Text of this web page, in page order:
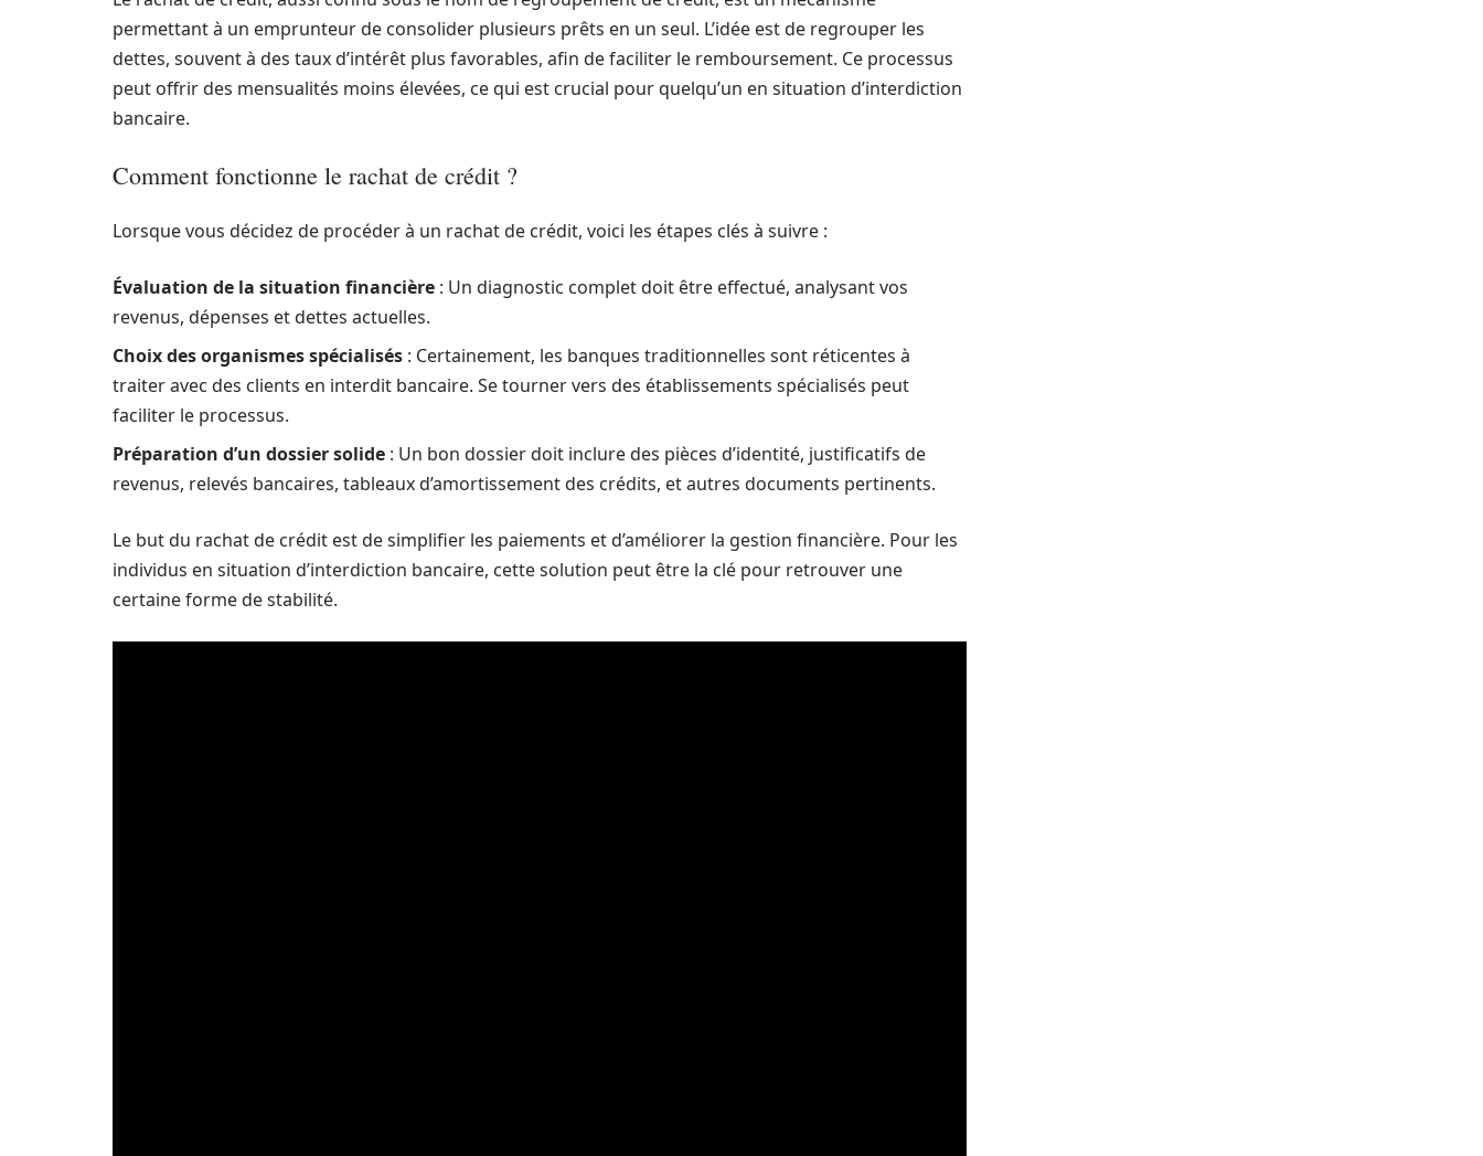
permettant à un emprunteur de consolider plusieurs prêts en un seul. L’idée est de regrouper les
dettes, souvent à des taux d’intérêt plus favorables, afin de faciliter le remboursement. Ce processus
peut offrir des mensualités moins élevées, ce qui est crucial pour quelqu’un en situation d’interdiction
bancaire.
Comment fonctionne le rachat de crédit ?
Lorsque vous décidez de procéder à un rachat de crédit, voici les étapes clés à suivre :
Évaluation de la situation financière : Un diagnostic complet doit être effectué, analysant vos
revenus, dépenses et dettes actuelles.
Choix des organismes spécialisés : Certainement, les banques traditionnelles sont réticentes à
traiter avec des clients en interdit bancaire. Se tourner vers des établissements spécialisés peut
faciliter le processus.
Préparation d’un dossier solide : Un bon dossier doit inclure des pièces d’identité, justificatifs de
revenus, relevés bancaires, tableaux d’amortissement des crédits, et autres documents pertinents.
Le but du rachat de crédit est de simplifier les paiements et d’améliorer la gestion financière. Pour les
individus en situation d’interdiction bancaire, cette solution peut être la clé pour retrouver une
certaine forme de stabilité.